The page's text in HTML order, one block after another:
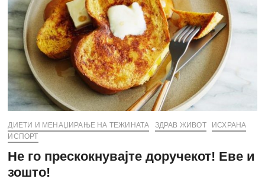
ДИЕТИ И МЕНАЏИРАЊЕ НА ТЕЖИНАТА ЗДРАВ ЖИВОТ
ИСХРАНА
ИСПОРТ
Не го прескокнувајте доручекот! Еве и
зошто!